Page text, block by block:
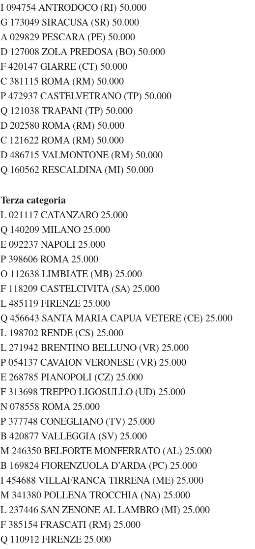
I 094754 ANTRODOCO (RI) 50.000
G 173049 SIRACUSA (SR) 50.000
A 029829 PESCARA (PE) 50.000
D 127008 ZOLA PREDOSA (BO) 50.000
F 420147 GIARRE (CT) 50.000
C 381115 ROMA (RM) 50.000
P 472937 CASTELVETRANO (TP) 50.000
Q 121038 TRAPANI (TP) 50.000
D 202580 ROMA (RM) 50.000
C 121622 ROMA (RM) 50.000
D 486715 VALMONTONE (RM) 50.000
Q 160562 RESCALDINA (MI) 50.000
Terza categoria
L 021117 CATANZARO 25.000
Q 140209 MILANO 25.000
E 092237 NAPOLI 25.000
P 398606 ROMA 25.000
O 112638 LIMBIATE (MB) 25.000
F 118209 CASTELCIVITA (SA) 25.000
L 485119 FIRENZE 25.000
Q 456643 SANTA MARIA CAPUA VETERE (CE) 25.000
L 198702 RENDE (CS) 25.000
L 271942 BRENTINO BELLUNO (VR) 25.000
P 054137 CAVAION VERONESE (VR) 25.000
E 268785 PIANOPOLI (CZ) 25.000
F 313698 TREPPO LIGOSULLO (UD) 25.000
N 078558 ROMA 25.000
P 377748 CONEGLIANO (TV) 25.000
B 420877 VALLEGGIA (SV) 25.000
M 246350 BELFORTE MONFERRATO (AL) 25.000
B 169824 FIORENZUOLA D’ARDA (PC) 25.000
I 454688 VILLAFRANCA TIRRENA (ME) 25.000
M 341380 POLLENA TROCCHIA (NA) 25.000
L 237446 SAN ZENONE AL LAMBRO (MI) 25.000
F 385154 FRASCATI (RM) 25.000
Q 110912 FIRENZE 25.000